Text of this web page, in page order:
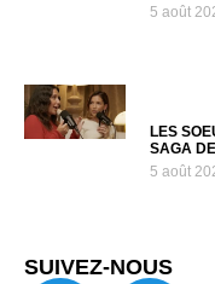
5 août
LES
SAGA
5 août
SUIVEZ-NOUS